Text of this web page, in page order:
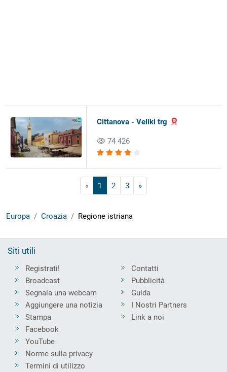
Cittanova - Veliki trg
74 426
« 1 2 3 »
Europa Croazia Regione istriana
Siti utili
Registrati!
Broadcast
Segnala una webcam
Aggiungere una notizia
Stampa
Contatti
Pubblicità
Guida
I Nostri Partners
Link a noi
Facebook
YouTube
Norme sulla privacy
Termini di utilizzo